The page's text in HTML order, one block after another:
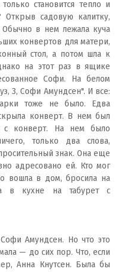
становится тепло и
Открыв садовую калитку,
в нем лежала куча
конвертов для матери,
стол, а потом шла к
на этот раз в ящике
Софи. На белом
3, Софи Амундсен". И все:
тоже не было. Едва
конверт. В нем был
с конверт. На нем было
только два слова,
знак. Она еще
адресовано ей. Кто мог
вошла в дом, бросила на
в кухне на табурет с
Амундсен. Но что это
— до сих пор. Что, если
Анна Кнутсен. Была бы